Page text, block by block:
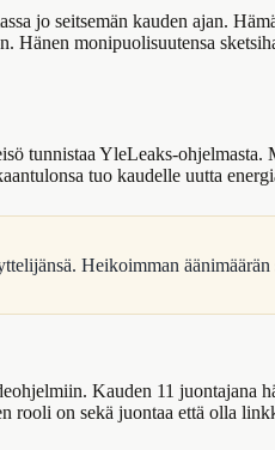
jo seitsemän kauden ajan.
monipuolisuutensa
tunnistaa YleLeaks-ohjelmasta.
tuo kaudelle uutta
Heikoimman äänimäärän
Kauden 11 juontajana
rooli on sekä juontaa että olla